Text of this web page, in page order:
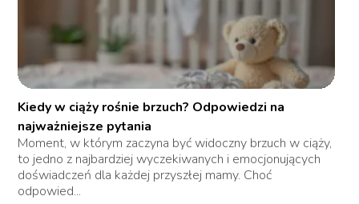
Kiedy w ciąży rośnie brzuch? Odpowiedzi na
najważniejsze pytania
Moment, w którym zaczyna być widoczny brzuch w ciąży,
to jedno z najbardziej wyczekiwanych i emocjonujących
doświadczeń dla każdej przyszłej mamy. Choć
odpowied...